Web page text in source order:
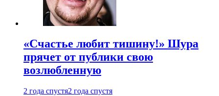
«Счастье любит тишину!» Шура
прячет от публики свою
возлюбленную
2 года спустя2 года спустя